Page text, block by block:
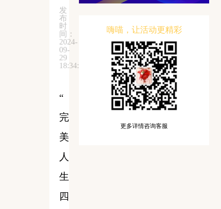
发
布
时
间：
2024-
09-
29
18:34:57
“
完
美
人
生
四
嗨喵，让活动更精彩
更多详情咨询客服